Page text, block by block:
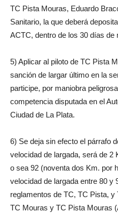
TC Pista Mouras, Eduardo
Sanitario, la que deberá
ACTC, dentro de los 30 días de
5) Aplicar al piloto de TC Pista
sanción de largar último en la
participe, por maniobra
competencia disputada en el
Ciudad de La Plata.
6) Se deja sin efecto el párrafo
velocidad de largada, será de 2
o sea 92 (noventa dos Km. por
velocidad de largada entre 80 y
reglamentos de TC, TC Pista,
TC Mouras y TC Pista Mouras